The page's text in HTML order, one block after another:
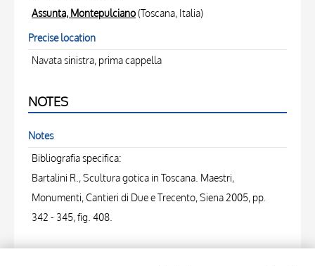
Assunta, Montepulciano(Toscana, Italia)
Precise location
Navata sinistra, prima cappella
NOTES
Notes
Bibliografia specifica:
Bartalini R., Scultura gotica in Toscana. Maestri,
Monumenti, Cantieri di Due e Trecento, Siena 2005, pp.
342 - 345, fig. 408.